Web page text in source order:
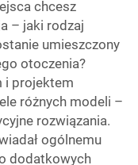
chcesz
– jaki rodzaj
umieszczony
otoczenia?
i projektem
różnych modeli –
rozwiązania.
ogólnemu
dodatkowych